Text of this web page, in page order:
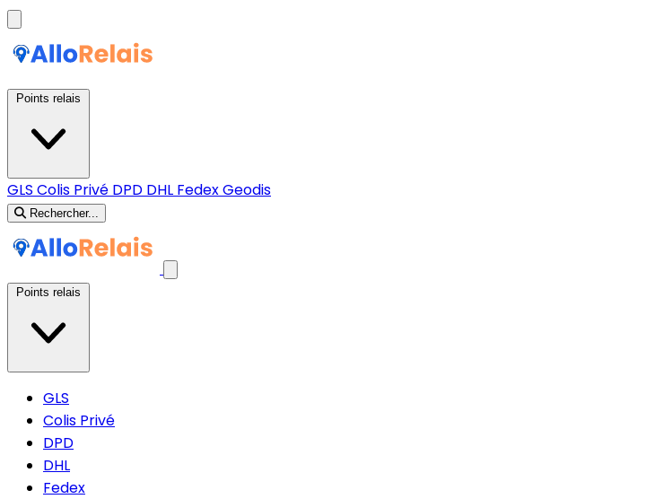
GLS Colis Privé DPD DHL FedexGeodis
Rechercher...
GLS
Colis Privé
DPD
DHL
Fedex